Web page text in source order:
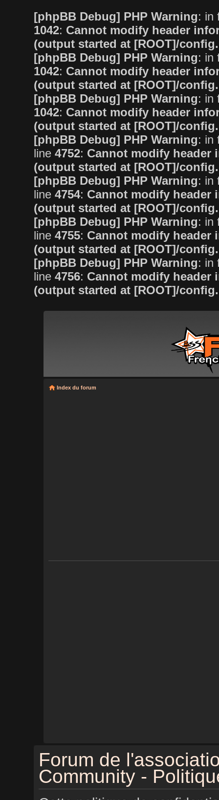
[phpBB Debug] PHP Warning: in
1042: Cannot modify header
(output started at [ROOT]/
[phpBB Debug] PHP Warning: in
1042: Cannot modify header
(output started at [ROOT]/
[phpBB Debug] PHP Warning: in
1042: Cannot modify header
(output started at [ROOT]/
[phpBB Debug] PHP Warning: in
line 4752: Cannot modify header
(output started at [ROOT]/
[phpBB Debug] PHP Warning: in
line 4754: Cannot modify header
(output started at [ROOT]/
[phpBB Debug] PHP Warning: in
line 4755: Cannot modify header
(output started at [ROOT]/
[phpBB Debug] PHP Warning: in
line 4756: Cannot modify header
(output started at [ROOT]/
Index du forum
Forum de
Community -